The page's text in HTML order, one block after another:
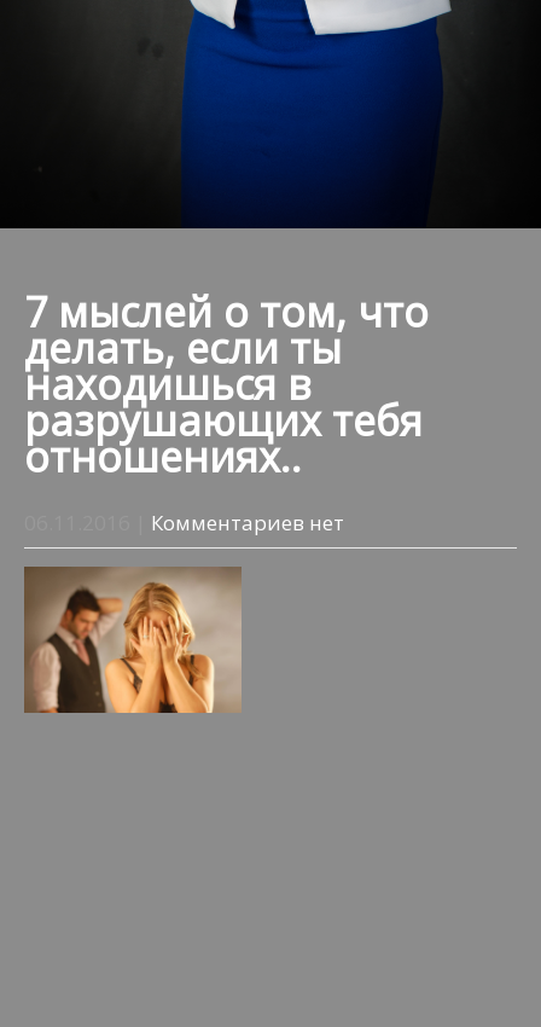
7 мыслей о том, что
делать, если ты
находишься в
разрушающих тебя
отношениях..
Комментариев нет